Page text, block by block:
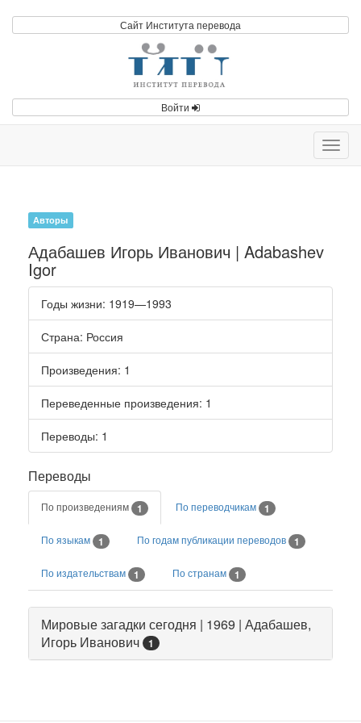
Сайт Института перевода
Войти
Авторы
Адабашев Игорь Иванович | Adabashev
Igor
Годы жизни: 1919—1993
Страна: Россия
Произведения: 1
Переведенные произведения: 1
Переводы: 1
Переводы
По произведениям 1 По переводчикам 1
По языкам 1 По годам публикации переводов 1
По издательствам 1 По странам 1
Мировые загадки сегодня | 1969 | Адабашев,
Игорь Иванович
1